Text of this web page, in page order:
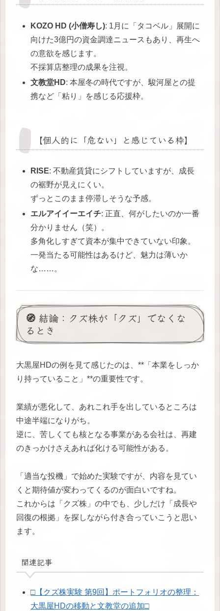
KOZO HD (小僧寿し): 1月に「タコベル」展開に
向けた3億円の資金調達ニュースもあり、再生へ
の意欲を感じます。
不採算店整理の成果を注視。
文教堂HD: 本屋冬の時代ですが、駿河屋との提
携など「粘り」を感じる応援枠。
【個人的に「危ない」と感じている枠】
RISE: 不動産賃貸にシフトしていますが、成長
の裾野が見えにくい。
ずっとこのまま停滞しそうな予感。
エルアイイーエイチ: 正直、何がしたいのか一番
分かりません（笑）。
多角化しすぎて資本が集中できていない印象。
一発当たる可能性はあるけど、魅力は薄いか
な……。
🧭 結論：クズ株が「クズ」でなくな
るとき
大黒屋HDの例を見て感じたのは、**「本業をしっか
り持っていること」**の重要性です。
業績が悪化して、あれこれ手を出しているところは
中途半端になりがち。
逆に、苦しくても核となる事業がある会社は、再建
のきっかけさえあれば化ける可能性がある。
「適当な投機」で始めた実験ですが、内容を見てい
くと期待値が変わってくるのが面白いですね。
これからは「クズ株」の中でも、少しだけ「成長や
回復の根拠」を探しながら付き合っていこうと思い
ます。
関連記事
□【クズ株実験 第9回】ポートフォリオの整理：
大黒屋HDの移動と文教堂の追加□